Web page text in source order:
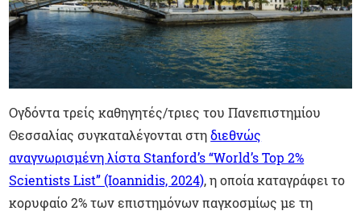
Ογδόντα τρείς καθηγητές/τριες του Πανεπιστημίου
Θεσσαλίας συγκαταλέγονται στηδιεθνώς
αναγνωρισμένη λίστα Stanford’s “World’s Top 2%
Scientists List” (Ioannidis, 2024), η οποία καταγράφει το
κορυφαίο 2% των επιστημόνων παγκοσμίως με τη